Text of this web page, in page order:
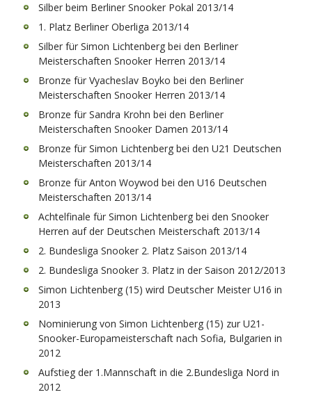
Silber beim Berliner Snooker Pokal 2013/14
1. Platz Berliner Oberliga 2013/14
Silber für Simon Lichtenberg bei den Berliner
Meisterschaften Snooker Herren 2013/14
Bronze für Vyacheslav Boyko bei den Berliner
Meisterschaften Snooker Herren 2013/14
Bronze für Sandra Krohn bei den Berliner
Meisterschaften Snooker Damen 2013/14
Bronze für Simon Lichtenberg bei den U21 Deutschen
Meisterschaften 2013/14
Bronze für Anton Woywod bei den U16 Deutschen
Meisterschaften 2013/14
Achtelfinale für Simon Lichtenberg bei den Snooker
Herren auf der Deutschen Meisterschaft 2013/14
2. Bundesliga Snooker 2. Platz Saison 2013/14
2. Bundesliga Snooker 3. Platz in der Saison 2012/2013
Simon Lichtenberg (15) wird Deutscher Meister U16 in
2013
Nominierung von Simon Lichtenberg (15) zur U21-
Snooker-Europameisterschaft nach Sofia, Bulgarien in
2012
Aufstieg der 1.Mannschaft in die 2.Bundesliga Nord in
2012